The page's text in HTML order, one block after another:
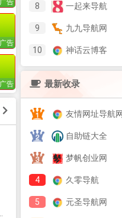
8 一起来导航
9 九九导航网
10 神话云博客
最新收录
友情网址导航网
自助链大全
梦帆创业网
4 久零导航
5 元圣导航网